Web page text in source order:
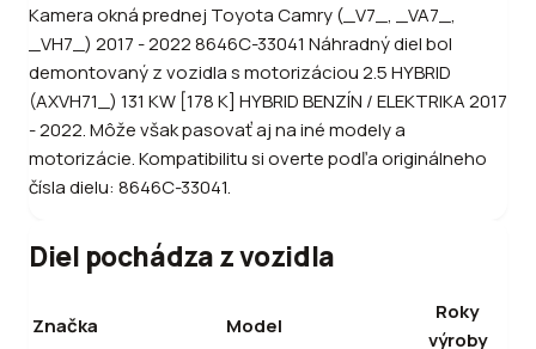
Kamera okná prednej Toyota Camry (_V7_, _VA7_,
_VH7_) 2017 - 2022 8646C-33041 Náhradný diel bol
demontovaný z vozidla s motorizáciou 2.5 HYBRID
(AXVH71_) 131 KW [178 K] HYBRID BENZÍN / ELEKTRIKA 2017
- 2022. Môže však pasovať aj na iné modely a
motorizácie. Kompatibilitu si overte podľa originálneho
čísla dielu: 8646C-33041.
Diel pochádza z vozidla
Značka Model
Roky
výroby